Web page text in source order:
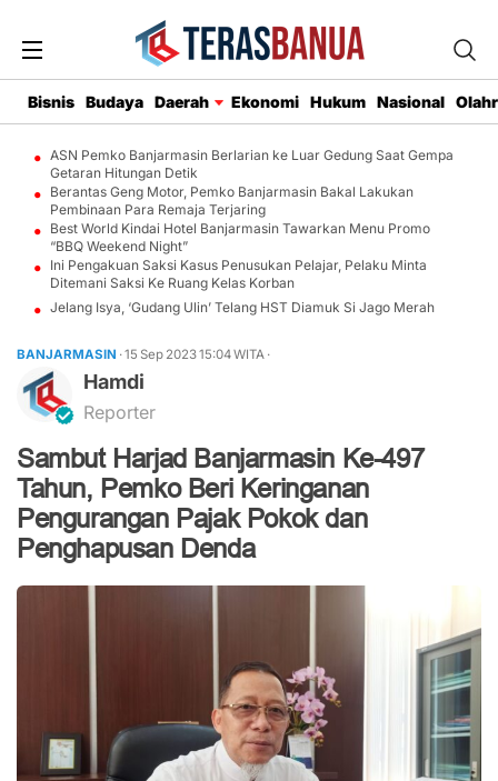
Bisnis Budaya Daerah Ekonomi Hukum Nasional
ASN Pemko Banjarmasin Berlarian ke Luar Gedung Saat Gempa
Getaran Hitungan Detik
Berantas Geng Motor, Pemko Banjarmasin Bakal Lakukan
Pembinaan Para Remaja Terjaring
Best World Kindai Hotel Banjarmasin Tawarkan Menu Promo
“BBQ Weekend Night”
Ini Pengakuan Saksi Kasus Penusukan Pelajar, Pelaku Minta
Ditemani Saksi Ke Ruang Kelas Korban
Jelang Isya, ‘Gudang Ulin’ Telang HST Diamuk Si Jago Merah
BANJARMASIN · 15 Sep 202315:04WITA ·
Hamdi
Reporter
Sambut Harjad Banjarmasin Ke-497
Tahun, Pemko Beri Keringanan
Pengurangan Pajak Pokok dan
Penghapusan Denda